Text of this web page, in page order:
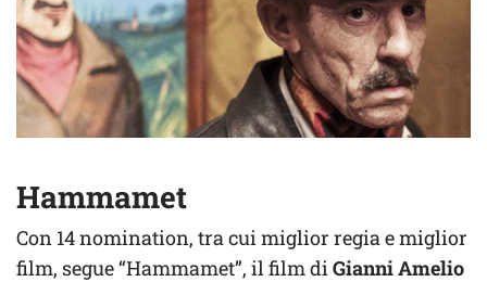
Hammamet
Con 14 nomination, tra cui miglior regia e miglior
film, segue “Hammamet”, il film di Gianni Amelio